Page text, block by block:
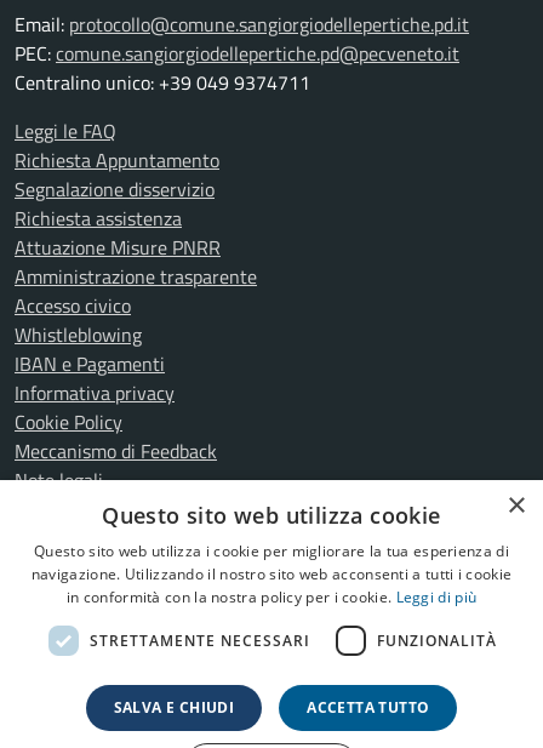
Email: protocollo@comune.sangiorgiodellepertiche.pd.it
PEC:comune.sangiorgiodellepertiche.pd@pecveneto.it
Centralino unico: +39 049 9374711
Leggi le FAQ
Richiesta Appuntamento
Segnalazione disservizio
Richiesta assistenza
Attuazione Misure PNRR
Amministrazione trasparente
Accesso civico
Whistleblowing
IBAN e Pagamenti
Informativa privacy
Cookie Policy
Meccanismo di Feedback
Note legali
Dichiarazione di accessibilità
SEGUICI SU
FacebookYouTubeTelegram
×
Questo sito web utilizza cookie
Questo sito web utilizza i cookie per migliorare la tua esperienza di
navigazione. Utilizzando il nostro sito web acconsenti a tutti i cookie
in conformità con la nostra policy per i cookie. Leggi di più
STRETTAMENTE NECESSARI FUNZIONALITÀ
SALVA E CHIUDI ACCETTA TUTTO